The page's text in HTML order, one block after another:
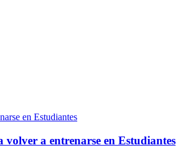
a entrenarse en Estudiantes